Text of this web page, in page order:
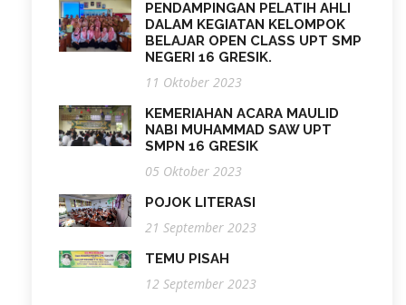
PENDAMPINGAN PELATIH AHLI
DALAM KEGIATAN KELOMPOK
BELAJAR OPEN CLASS UPT SMP
NEGERI 16 GRESIK.
11 Oktober 2023
KEMERIAHAN ACARA MAULID
NABI MUHAMMAD SAW UPT
SMPN 16 GRESIK
05 Oktober 2023
POJOK LITERASI
21 September 2023
TEMU PISAH
12 September 2023